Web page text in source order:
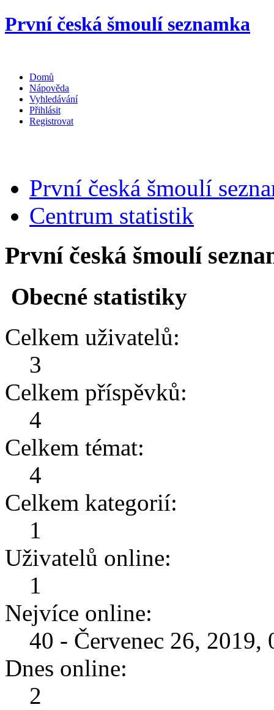
První česká šmoulí seznamka
Domů
Nápověda
Vyhledávání
Přihlásit
Registrovat
První česká šmoulí
Centrum statistik
První česká šmoulí
Obecné statistiky
Celkem uživatelů:
3
Celkem příspěvků:
4
Celkem témat:
4
Celkem kategorií:
1
Uživatelů online:
1
Nejvíce online:
40 - Červenec 26, 2019,
Dnes online:
2